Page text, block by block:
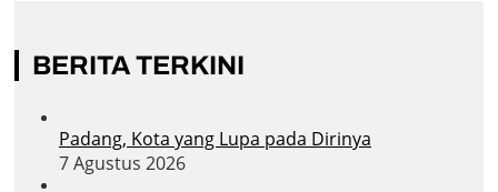
BERITA TERKINI
Padang, Kota yang Lupa pada Dirinya
7 Agustus 2026